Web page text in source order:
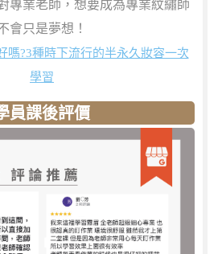
專業老師，想要成為專業紋繡師
會只是夢想！
嗎?3種時下流行的半永久妝容一次
學習
員課後評價